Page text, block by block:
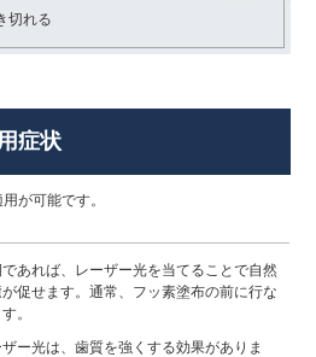
切れる
症状
が可能です。
あれば、レーザー光を当てることで自然
促せます。通常、フッ素塗布の前に行な
。
ザー光は、歯質を強くする効果がありま